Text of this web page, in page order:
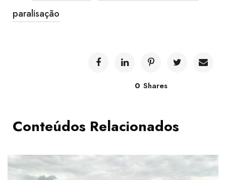
paralisação
0 Shares
Conteúdos Relacionados